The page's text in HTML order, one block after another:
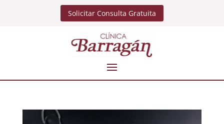
Solicitar Consulta Gratuita